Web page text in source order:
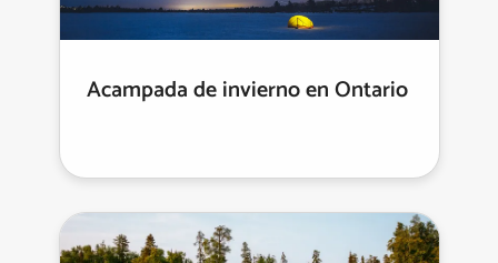
Acampada de invierno en Ontario